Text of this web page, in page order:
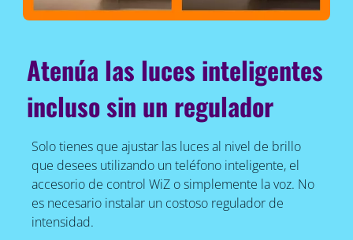
Atenúa las luces inteligentes
incluso sin un regulador
Solo tienes que ajustar las luces al nivel de brillo
que desees utilizando un teléfono inteligente, el
accesorio de control WiZ o simplemente la voz. No
es necesario instalar un costoso regulador de
intensidad.